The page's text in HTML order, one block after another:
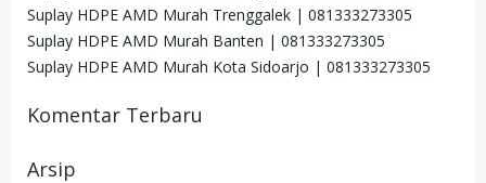
Suplay HDPE AMD Murah Trenggalek | 081333273305
Suplay HDPE AMD Murah Banten | 081333273305
Suplay HDPE AMD Murah Kota Sidoarjo | 081333273305
Komentar Terbaru
Arsip